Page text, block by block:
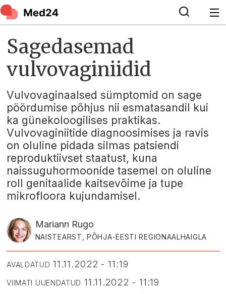
Sagedasemad
vulvovaginiidid
Vulvovaginaalsed sümptomid on sage
pöördumise põhjus nii esmatasandil kui
ka günekoloogilises praktikas.
Vulvovaginiitide diagnoosimises ja ravis
on oluline pidada silmas patsiendi
reproduktiivset staatust, kuna
naissuguhormoonide tasemel on oluline
roll genitaalide kaitsevõime ja tupe
mikrofloora kujundamisel.
Mariann Rugo
NAISTEARST, PÕHJA-EESTI REGIONAALHAIGLA
AVALDATUD 11.11.2022 - 11:19
VIIMATI UUENDATUD 11.11.2022 - 11:19